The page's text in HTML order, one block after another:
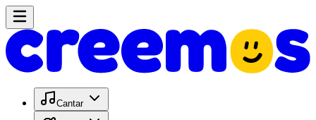
Cantar